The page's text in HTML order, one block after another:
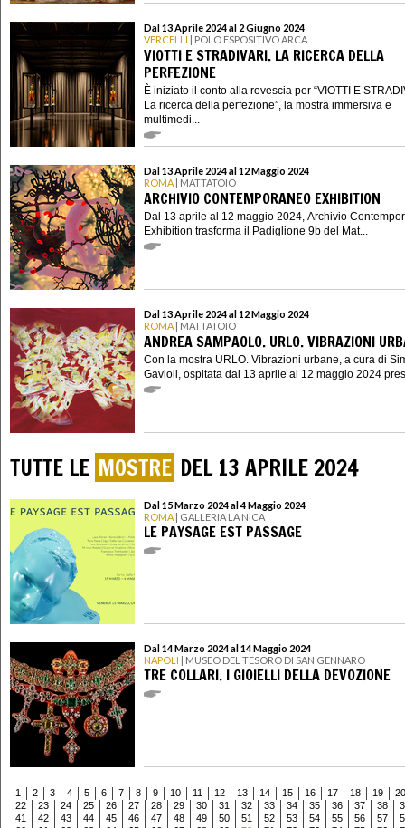
Dal 13 Aprile 2024 al 2 Giugno 2024
VERCELLI | POLO ESPOSITIVO ARCA
VIOTTI E STRADIVARI. LA RICERCA DELLA
PERFEZIONE
È iniziato il conto alla rovescia per “VIOTTI E
La ricerca della perfezione”, la mostra immersiva e
multimedi...
Dal 13 Aprile 2024 al 12 Maggio 2024
ROMA | MATTATOIO
ARCHIVIO CONTEMPORANEO EXHIBITION
Dal 13 aprile al 12 maggio 2024, Archivio
Exhibition trasforma il Padiglione 9b del Mat...
Dal 13 Aprile 2024 al 12 Maggio 2024
ROMA | MATTATOIO
ANDREA SAMPAOLO. URLO. VIBRAZIONI
Con la mostra URLO. Vibrazioni urbane, a cura di
Gavioli, ospitata dal 13 aprile al 12 maggio 2024
TUTTE LE MOSTRE DEL 13 APRILE 2024
Dal 15 Marzo 2024 al 4 Maggio 2024
ROMA | GALLERIA LA NICA
LE PAYSAGE EST PASSAGE
Dal 14 Marzo 2024 al 14 Maggio 2024
NAPOLI | MUSEO DEL TESORO DI SAN GENNARO
TRE COLLARI. I GIOIELLI DELLA DEVOZIONE
1 2 3 4 5 6 7 8 9 10 11 12 13 14 15 16 17 18 19
20
22
23 24 25 26 27 28 29 30 31 32 33 34 35 36 37 38
41
42 43 44 45 46 47 48 49 50 51 52 53 54 55 56 57